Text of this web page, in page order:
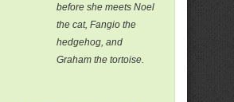
before she meets Noel
the cat, Fangio the
hedgehog, and
Graham the tortoise.